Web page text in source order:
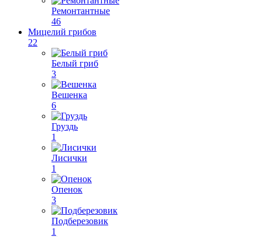
Ремонтантные
46
Мицелий грибов
22
Белый гриб
3
Вешенка
6
Груздь
1
Лисички
1
Опенок
3
Подберезовик
1